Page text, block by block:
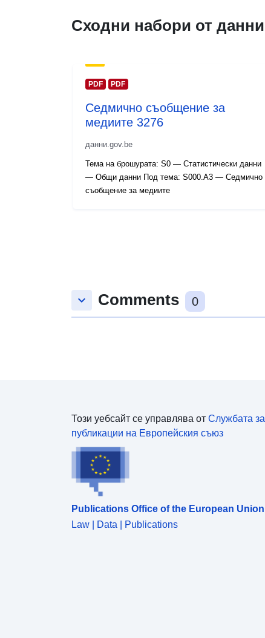
Сходни набори от данни
PDF PDF
Седмично съобщение за
медиите 3276
данни.gov.be
Тема на брошурата: S0 — Статистически данни
— Общи данни Под тема: S000.A3 — Седмично
съобщение за медиите
keyboard_arrow_down Comments 0
Този уебсайт се управлява от Службата за
публикации на Европейския съюз
Publications Office of the European Union
Law | Data | Publications